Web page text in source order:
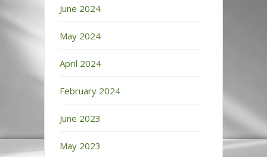
June 2024
May 2024
April 2024
February 2024
June 2023
May 2023